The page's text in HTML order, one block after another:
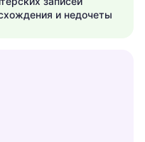
и недочеты